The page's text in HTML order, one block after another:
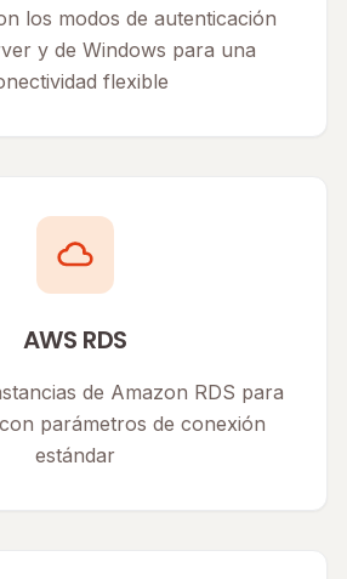
los modos de autenticación
y de Windows para una
flexible
AWS RDS
de Amazon RDS para
parámetros de conexión
estándar